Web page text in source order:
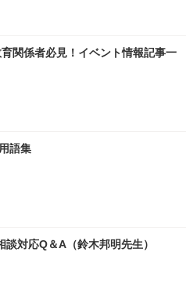
育関係者必見！イベント情報記事一
語集
談対応Q＆A（鈴木邦明先生）